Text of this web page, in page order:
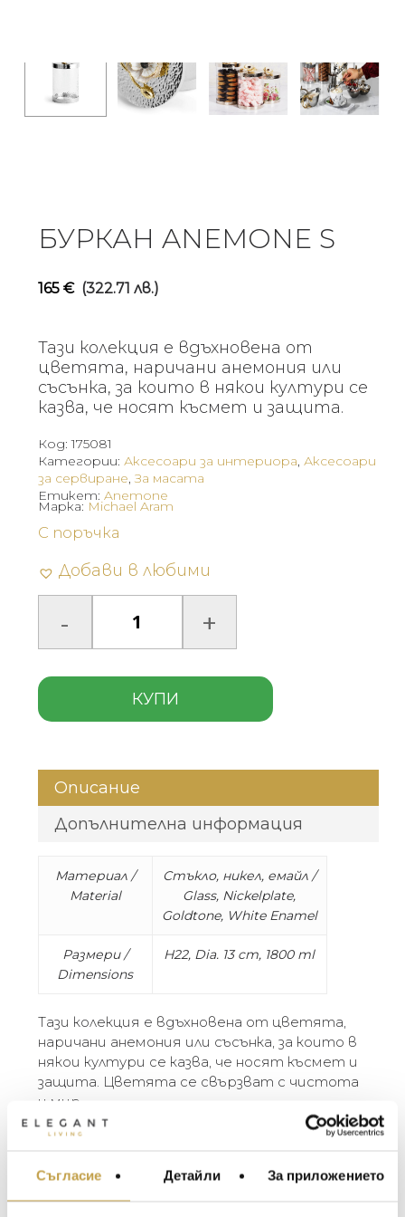
Съгласие Детайли За приложението
БУРКАН ANEMONE S
165 € (322.71 лв.)
Тази колекция е вдъхновена от
цветята, наричани анемония или
съсънка, за които в някои култури се
казва, че носят късмет и защита.
Код:175081
Категории: Аксесоари за интериора, Аксесоари
за сервиране,За масата
Етикет: Anemone
С поръчка
Добави в любими
КУПИ
Марка: Michael Aram
Описание
Допълнителна информация
Материал /
Material
Стъкло, никел, емайл /
Glass, Nickelplate,
Goldtone, White Enamel
Размери /
Dimensions
H22, Dia. 13 cm, 1800 ml
Тази колекция е вдъхновена от цветята,
наричани анемония или съсънка, за които в
някои култури се казва, че носят късмет и
защита. Цветята се свързват с чистота
и мир.
“За мен има красота и изящество в това
цвете. Извитите стъбла и ярките
примамливи.” – Michael Aram
МЕБЕЛИ ЗА ДОМА И